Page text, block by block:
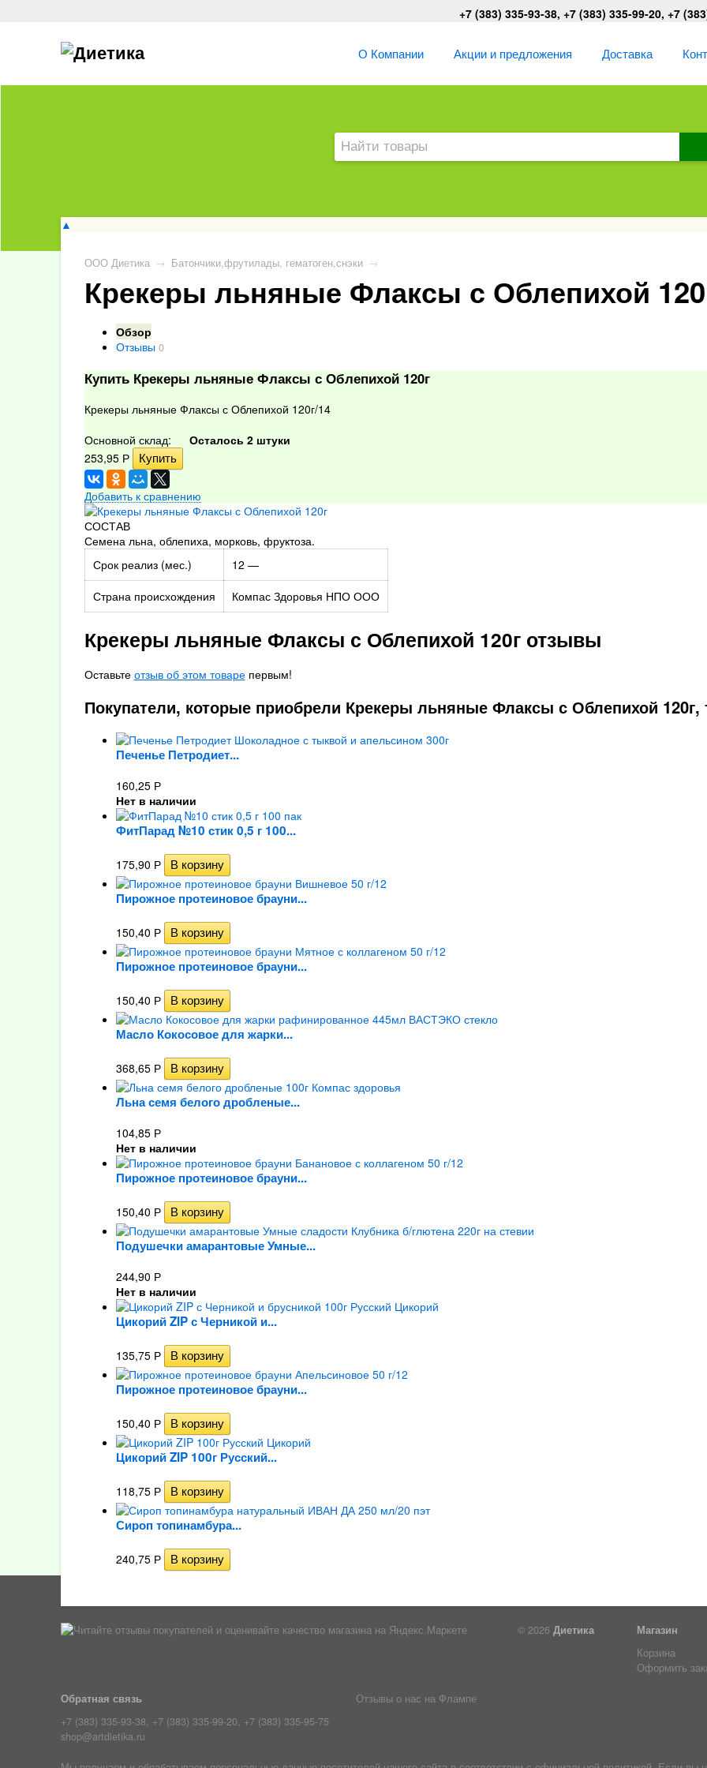
+7 (383) 335-93-38, +7 (383) 335-99-20, +7
О Компании Акции и предложения Доставка
▲
ООО Диетика → Батончики,фрутилады, гематоген,снэки →
Крекеры льняные Флаксы с Облепихой
Обзор
Отзывы 0
Купить Крекеры льняные Флаксы с Облепихой 120г
Крекеры льняные Флаксы с Облепихой 120г/14
Основной склад:
Осталось 2 штуки
253,95 Р
Добавить к сравнению
СОСТАВ
Семена льна, облепиха, морковь, фруктоза.
Срок реализ (мес.)
12 —
Страна происхождения
Компас Здоровья НПО ООО
Крекеры льняные Флаксы с Облепихой 120г отзывы
Оставьте отзыв об этом товарепервым!
Покупатели, которые приобрели Крекеры льняные Флаксы с Облепихой 120г,
Печенье Петродиет...
160,25 Р
Нет в наличии
ФитПарад №10 стик 0,5 г 100...
175,90 Р
Пирожное протеиновое брауни...
150,40 Р
Пирожное протеиновое брауни...
150,40 Р
Масло Кокосовое для жарки...
368,65 Р
Льна семя белого дробленые...
104,85 Р
Нет в наличии
Пирожное протеиновое брауни...
150,40 Р
Подушечки амарантовые Умные...
244,90 Р
Нет в наличии
Цикорий ZIP с Черникой и...
135,75 Р
Пирожное протеиновое брауни...
150,40 Р
Цикорий ZIP 100г Русский...
118,75 Р
Сироп топинамбура...
240,75 Р
© 2026 Диетика
Магазин
Корзина
Оформить
Обратная связь
+7 (383) 335-93-38, +7 (383) 335-99-20, +7 (383) 335-95-75
shop@artdietika.ru
Отзывы о нас на Флампе